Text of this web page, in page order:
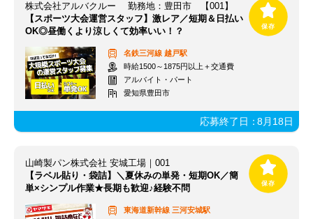
株式会社アルバクルー 勤務地：豊田市 【001】
【スポーツ大会運営スタッフ】激レア／短期＆日払い
OK◎昼働くより涼しくて効率いい！？
名鉄三河線 越戸駅
時給1500～1875円以上＋交通費
アルバイト・パート
愛知県豊田市
応募終了日：8月18日
山崎製パン株式会社 安城工場｜001
【ラベル貼り・袋詰】＼夏休みの単発・短期OK／簡
単×シンプル作業★長期も歓迎♪経験不問
東海道新幹線 三河安城駅